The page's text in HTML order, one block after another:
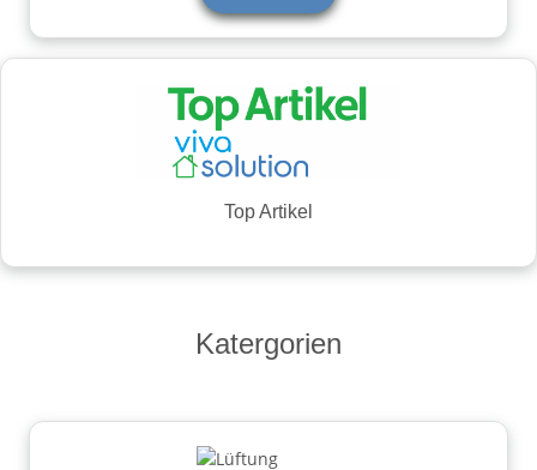
Top Artikel
Katergorien